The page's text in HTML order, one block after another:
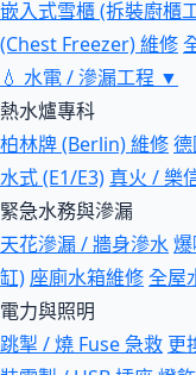
嵌入式雪櫃 (拆裝廚櫃
(Chest Freezer) 維修
💧 水電 / 滲漏工程 ▼
熱水爐專科
柏林牌 (Berlin) 維修
水式 (E1/E3) 真火 / 樂
緊急水務與滲漏
天花滲漏 / 牆身滲水
缸) 座廁水箱維修全屋
電力與照明
跳掣 / 燒 Fuse 急救 更